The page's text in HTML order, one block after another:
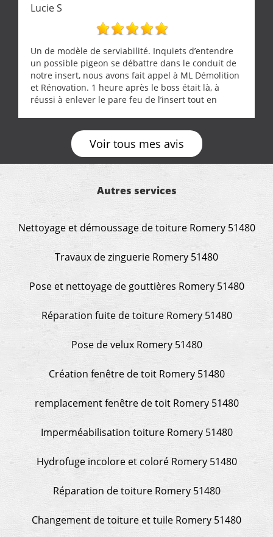
Lucie S
Un de modèle de serviabilité. Inquiets d’entendre
un possible pigeon se débattre dans le conduit de
notre insert, nous avons fait appel à ML Démolition
et Rénovation. 1 heure après le boss était là, à
réussi à enlever le pare feu de l’insert tout en
l’oiseau jusqu’à ce qu’il reprenne ses esprits et
puisse s’envoler. Après quoi il a procédé au
ramonage de notre insert avec dextérité et une
nombreux conseils concernant d’autres sujets. Un
entrepreneur comme on souhaite en rencontrer.
Voir tous mes avis
Autres services
Nettoyage et démoussage de toiture Romery 51480
Travaux de zinguerie Romery 51480
Pose et nettoyage de gouttières Romery 51480
Réparation fuite de toiture Romery 51480
Pose de velux Romery 51480
Création fenêtre de toit Romery 51480
remplacement fenêtre de toit Romery 51480
Imperméabilisation toiture Romery 51480
Hydrofuge incolore et coloré Romery 51480
Réparation de toiture Romery 51480
Changement de toiture et tuile Romery 51480